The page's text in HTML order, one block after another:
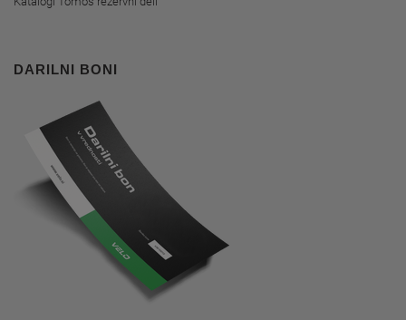
DARILNI BONI